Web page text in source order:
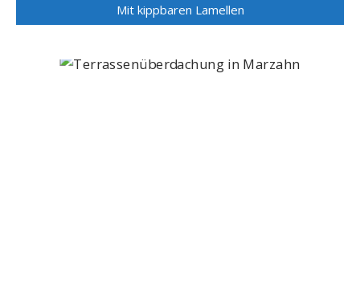
Mit kippbaren Lamellen